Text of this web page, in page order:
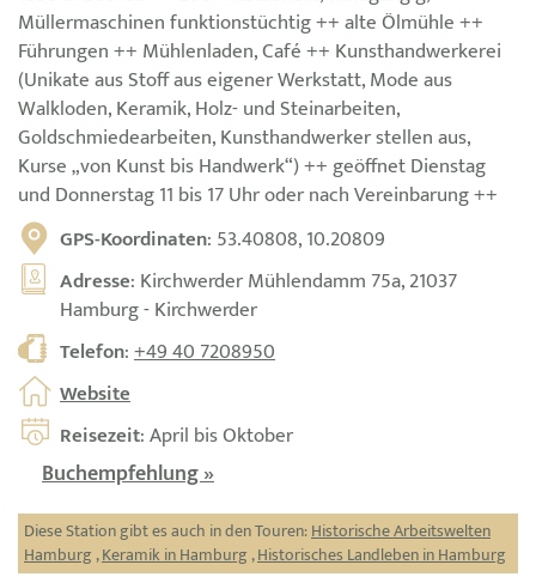
Müllermaschinen funktionstüchtig ++ alte Ölmühle ++
Führungen ++ Mühlenladen, Café ++ Kunsthandwerkerei
(Unikate aus Stoff aus eigener Werkstatt, Mode aus
Walkloden, Keramik, Holz- und Steinarbeiten,
Goldschmiedearbeiten, Kunsthandwerker stellen aus,
Kurse „von Kunst bis Handwerk“) ++ geöffnet Dienstag
und Donnerstag 11 bis 17 Uhr oder nach Vereinbarung ++
GPS-Koordinaten: 53.40808, 10.20809
Adresse: Kirchwerder Mühlendamm 75a, 21037
Hamburg - Kirchwerder
Telefon:+49 40 7208950
Website
Reisezeit: April bis Oktober
Buchempfehlung »
Diese Station gibt es auch in den Touren:Historische Arbeitswelten
Hamburg ,Keramik in Hamburg ,Historisches Landleben in Hamburg